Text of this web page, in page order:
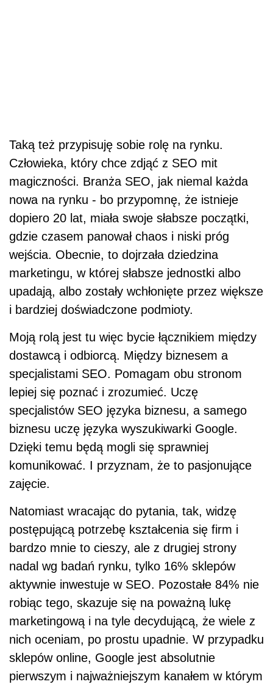
Taką też przypisuję sobie rolę na rynku.
Człowieka, który chce zdjąć z SEO mit
magiczności. Branża SEO, jak niemal każda
nowa na rynku - bo przypomnę, że istnieje
dopiero 20 lat, miała swoje słabsze początki,
gdzie czasem panował chaos i niski próg
wejścia. Obecnie, to dojrzała dziedzina
marketingu, w której słabsze jednostki albo
upadają, albo zostały wchłonięte przez większe
i bardziej doświadczone podmioty.
Moją rolą jest tu więc bycie łącznikiem między
dostawcą i odbiorcą. Między biznesem a
specjalistami SEO. Pomagam obu stronom
lepiej się poznać i zrozumieć. Uczę
specjalistów SEO języka biznesu, a samego
biznesu uczę języka wyszukiwarki Google.
Dzięki temu będą mogli się sprawniej
komunikować. I przyznam, że to pasjonujące
zajęcie.
Natomiast wracając do pytania, tak, widzę
postępującą potrzebę kształcenia się firm i
bardzo mnie to cieszy, ale z drugiej strony
nadal wg badań rynku, tylko 16% sklepów
aktywnie inwestuje w SEO. Pozostałe 84% nie
robiąc tego, skazuje się na poważną lukę
marketingową i na tyle decydującą, że wiele z
nich oceniam, po prostu upadnie. W przypadku
sklepów online, Google jest absolutnie
pierwszym i najważniejszym kanałem w którym